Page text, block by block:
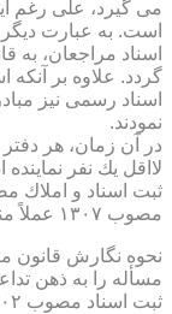
می گیرد، علی رغم
است. به عبارت
گردد. علاوه بر آنكه
اسناد رسمی نیز
نمودند.
در آن زمان، هر
لااقل یك نفر
مصوب ۱۳۰۷ عملاً منسوخ می گردد .
مسأله را به ذهن